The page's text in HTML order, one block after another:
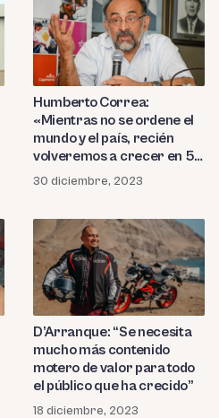
Humberto Correa:
«Mientras no se ordene el
mundo y el país, recién
volveremos a crecer en 5
años»
30 diciembre, 2023
D’Arranque: “Se necesita
mucho más contenido
motero de valor para todo
el público que ha crecido”
18 diciembre, 2023